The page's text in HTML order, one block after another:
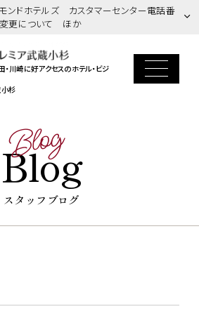
モンドホテルズ カスタマーセンター電話番
更について ほか
・川崎に好アクセスのホテル・ビジ
小杉
Blog
Blog
スタッフブログ